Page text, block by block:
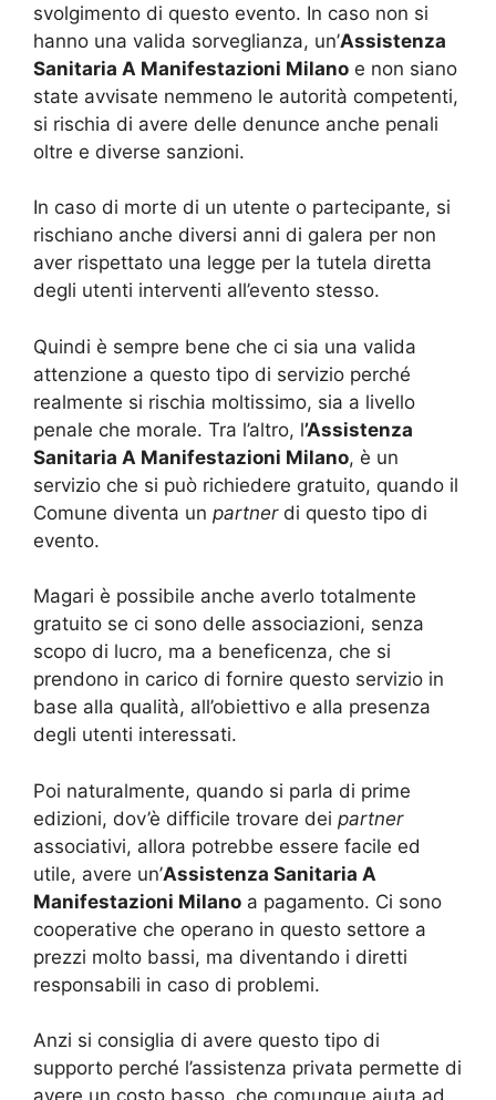
svolgimento di questo evento. In caso non si
hanno una valida sorveglianza, un’Assistenza
Sanitaria A Manifestazioni Milano e non siano
state avvisate nemmeno le autorità competenti,
si rischia di avere delle denunce anche penali
oltre e diverse sanzioni.
In caso di morte di un utente o partecipante, si
rischiano anche diversi anni di galera per non
aver rispettato una legge per la tutela diretta
degli utenti interventi all’evento stesso.
Quindi è sempre bene che ci sia una valida
attenzione a questo tipo di servizio perché
realmente si rischia moltissimo, sia a livello
penale che morale. Tra l’altro, l’Assistenza
Sanitaria A Manifestazioni Milano, è un
servizio che si può richiedere gratuito, quando il
Comune diventa un partnerdi questo tipo di
evento.
Magari è possibile anche averlo totalmente
gratuito se ci sono delle associazioni, senza
scopo di lucro, ma a beneficenza, che si
prendono in carico di fornire questo servizio in
base alla qualità, all’obiettivo e alla presenza
degli utenti interessati.
Poi naturalmente, quando si parla di prime
edizioni, dov’è difficile trovare dei partner
associativi, allora potrebbe essere facile ed
utile, avere un’Assistenza Sanitaria A
Manifestazioni Milano a pagamento. Ci sono
cooperative che operano in questo settore a
prezzi molto bassi, ma diventando i diretti
responsabili in caso di problemi.
Anzi si consiglia di avere questo tipo di
supporto perché l’assistenza privata permette di